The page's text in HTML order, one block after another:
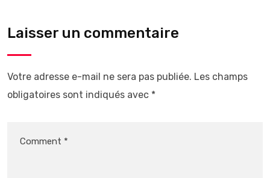
Laisser un commentaire
Votre adresse e-mail ne sera pas publiée. Les champs
obligatoires sont indiqués avec *